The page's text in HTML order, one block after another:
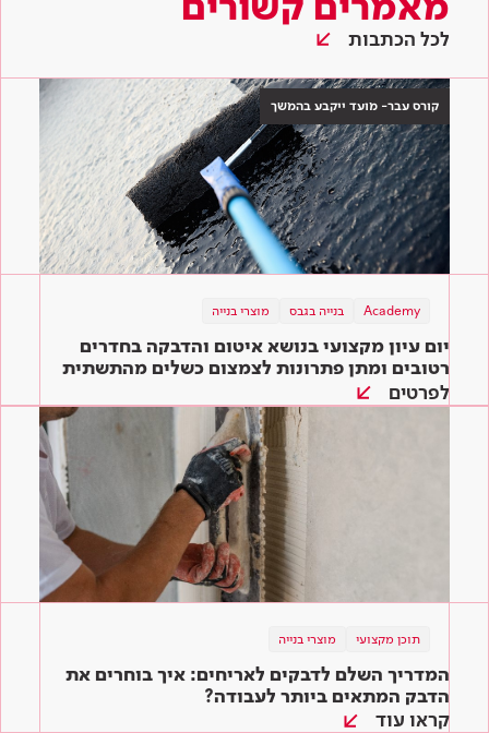
לכל הכתבות
קורס עבר- מועד ייקבע בהמשך
Academy בנייה בגבס מוצרי בנייה
יום עיון מקצועי בנושא איטום והדבקה בחדרים
רטובים ומתן פתרונות לצמצום כשלים מהתשתית
ועד הגמר
לפרטים
תוכן מקצועי מוצרי בנייה
המדריך השלם לדבקים לאריחים: איך בוחרים את
הדבק המתאים ביותר לעבודה?
קראו עוד